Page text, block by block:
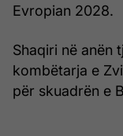
Evropian 2028.
Shaqiri në anën
kombëtarja e
për skuadrën e